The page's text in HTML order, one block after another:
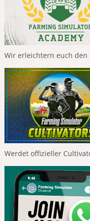
Wir erleichtern euch
Werdet offizieller